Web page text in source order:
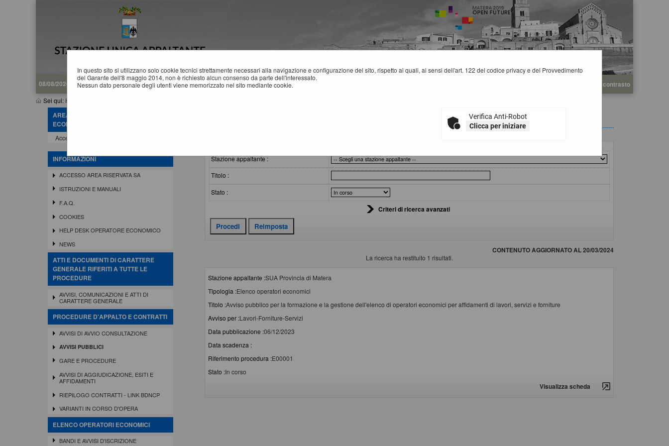
08/08/2026 19:15 Alto contrasto
Sei qui: Home
In questo sito si utilizzano solo cookie tecnici strettamente necessari alla navigazione e configurazione del sito, rispetto ai quali, ai sensi dell'art. 122 del codice privacy e del Provvedimento
del Garante dell'8 maggio 2014, non è richiesto alcun consenso da parte dell'interessato.
Nessun dato personale degli utenti viene memorizzato nel sito mediante cookie.
Verifica Anti-Robot
Clicca per iniziare
AREA RISERVATA OPERATORE
ECONOMICO
Accedi - Registrati
INFORMAZIONI
ACCESSO AREA RISERVATA SA
ISTRUZIONI E MANUALI
F.A.Q.
COOKIES
HELP DESK OPERATORE ECONOMICO
NEWS
ATTI E DOCUMENTI DI CARATTERE
GENERALE RIFERITI A TUTTE LE
PROCEDURE
AVVISI, COMUNICAZIONI E ATTI DI
CARATTERE GENERALE
PROCEDURE D'APPALTO E CONTRATTI
AVVISI DI AVVIO CONSULTAZIONE
AVVISI PUBBLICI
GARE E PROCEDURE
AVVISI DI AGGIUDICAZIONE, ESITI E
AFFIDAMENTI
RIEPILOGO CONTRATTI - LINK BDNCP
VARIANTI IN CORSO D'OPERA
ELENCO OPERATORI ECONOMICI
BANDI E AVVISI D'ISCRIZIONE
Stazione appaltante :
Titolo :
Stato :
Criteri di ricerca avanzati
CONTENUTO AGGIORNATO AL 20/03/2024
La ricerca ha restituito 1 risultati.
Stazione appaltante :SUA Provincia di Matera
Tipologia :Elenco operatori economici
Titolo :Avviso pubblico per la formazione e la gestione dell'elenco di operatori economici per affidamenti di lavori, servizi e forniture
Avviso per :Lavori-Forniture-Servizi
Data pubblicazione :06/12/2023
Data scadenza :
Riferimento procedura :E00001
Stato :In corso
Visualizza scheda